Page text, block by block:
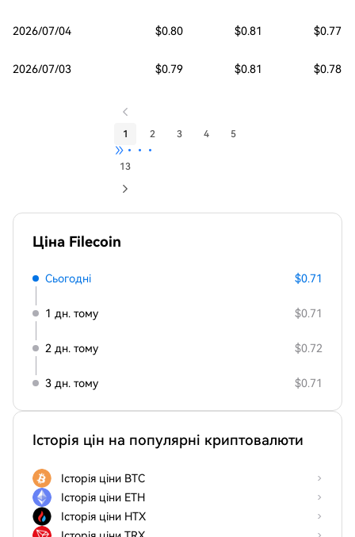
2026/07/04 $0.80 $0.81 $0.77
2026/07/03 $0.79 $0.81 $0.78
1 2 3 4 5
•••
13
Ціна Filecoin
Сьогодні $0.71
1 дн. тому $0.71
2 дн. тому $0.72
3 дн. тому $0.71
Історія цін на популярні криптовалюти
Історія ціни BTC
Історія ціни ETH
Історія ціни HTX